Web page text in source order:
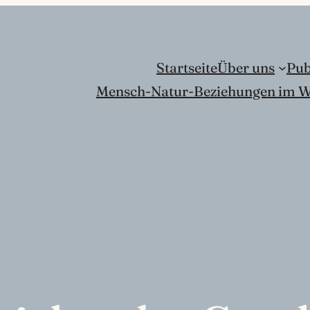
StartseiteÜber uns
Mensch-Natur-Beziehungen im